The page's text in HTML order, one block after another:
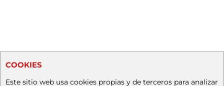
COOKIES
Este sitio web usa cookies propias y de terceros para analizar